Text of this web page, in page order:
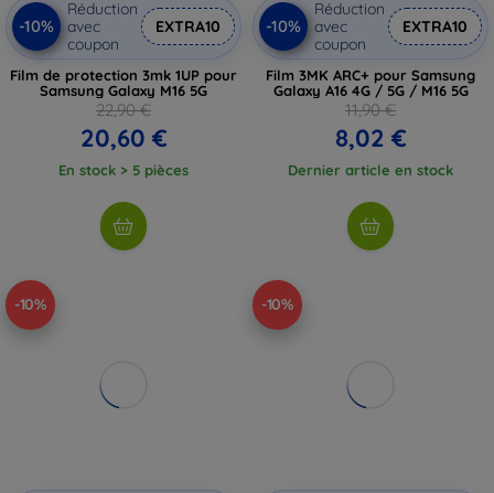
-10%
Réduction
avec
coupon
EXTRA10
Film de protection 3mk 1UP pour
Samsung Galaxy M16 5G
22,90 €
20,60 €
En stock > 5 pièces
-10%
Réduction
avec
coupon
EXTRA10
Film 3MK ARC+ pour Samsung
Galaxy A16 4G / 5G / M16 5G
11,90 €
8,02 €
Dernier article en stock
-10% -10%